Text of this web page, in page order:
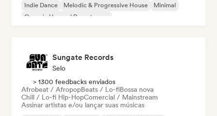
Indie Dance
Melodic & Progressive House
Minimal
Organic House / Downtempo
Sungate Records
Selo
> 1300 feedbacks enviados
Afrobeat / AfropopBeats / Lo-fiBossa nova
Chill / Lo-fi Hip-HopComercial / Mainstream
Assinar artistas e/ou lançar suas músicas